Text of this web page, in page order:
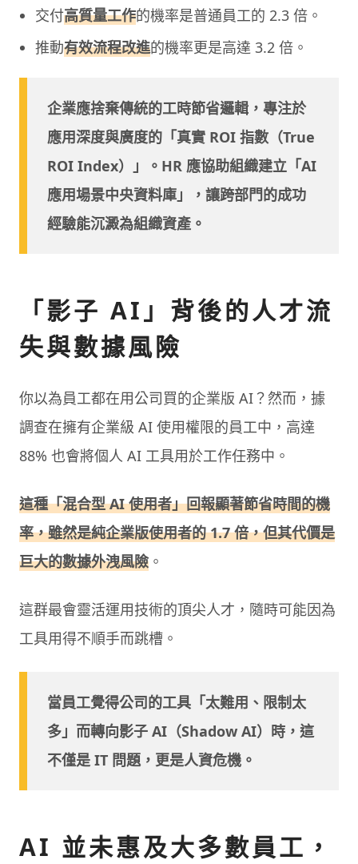
交付高質量工作的機率是普通員工的 2.3 倍。
推動有效流程改進的機率更是高達 3.2 倍。
企業應捨棄傳統的工時節省邏輯，專注於
應用深度與廣度的「真實 ROI 指數（True
ROI Index）」。HR 應協助組織建立「AI
應用場景中央資料庫」，讓跨部門的成功
經驗能沉澱為組織資產。
「影子 AI」背後的人才流
失與數據風險
你以為員工都在用公司買的企業版 AI？然而，據
調查在擁有企業級 AI 使用權限的員工中，高達
88% 也會將個人 AI 工具用於工作任務中。
這種「混合型 AI 使用者」回報顯著節省時間的機
率，雖然是純企業版使用者的 1.7 倍，但其代價是
巨大的數據外洩風險 。
這群最會靈活運用技術的頂尖人才，隨時可能因為
工具用得不順手而跳槽。
當員工覺得公司的工具「太難用、限制太
多」而轉向影子 AI（Shadow AI）時，這
不僅是 IT 問題，更是人資危機。
AI 並未惠及大多數員工，